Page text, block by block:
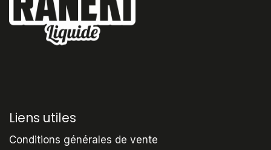
Liens utiles
Conditions générales de vente